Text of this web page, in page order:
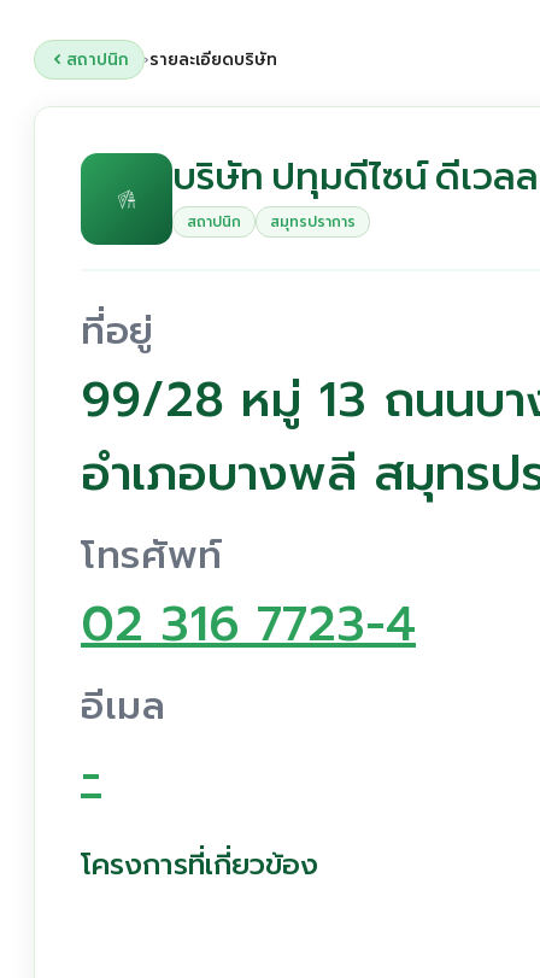
สถาปนิก ›รายละเอียดบริษัท
บริษัท ปทุมดีไซน์ ดีเวล
สถาปนิก สมุทรปราการ
ที่อยู่
99/28 หมู่ 13 ถนนบา
อำเภอบางพลี สมุทรป
โทรศัพท์
02 316 7723-4
อีเมล
-
โครงการที่เกี่ยวข้อง